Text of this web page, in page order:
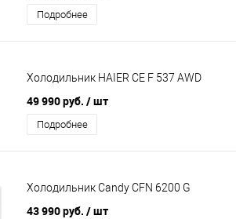
Подробнее
Холодильник HAIER CE F 537 AWD
49 990 руб. / шт
Подробнее
Холодильник Candy CFN 6200 G
43 990 руб. / шт